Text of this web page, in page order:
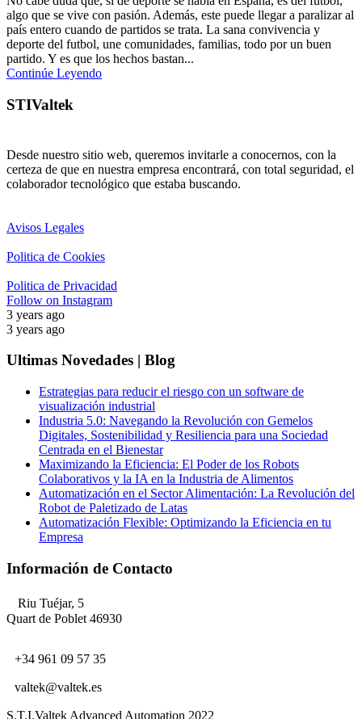
algo que se vive con pasión. Además, este puede llegar a paralizar al
país entero cuando de partidos se trata. La sana convivencia y
deporte del futbol, une comunidades, familias, todo por un buen
partido. Y es que los hechos bastan...
Continúe Leyendo
STIValtek
Desde nuestro sitio web, queremos invitarle a conocernos, con la
certeza de que en nuestra empresa encontrará, con total seguridad, el
colaborador tecnológico que estaba buscando.
Avisos Legales
Politica de Cookies
Politica de Privacidad
Follow on Instagram
3 years ago
3 years ago
Ultimas Novedades | Blog
Estrategias para reducir el riesgo con un software de
visualización industrial
Industria 5.0: Navegando la Revolución con Gemelos
Digitales, Sostenibilidad y Resiliencia para una Sociedad
Centrada en el Bienestar
Maximizando la Eficiencia: El Poder de los Robots
Colaborativos y la IA en la Industria de Alimentos
Automatización en el Sector Alimentación: La Revolución del
Robot de Paletizado de Latas
Automatización Flexible: Optimizando la Eficiencia en tu
Empresa
Información de Contacto
Riu Tuéjar, 5
Quart de Poblet 46930
+34 961 09 57 35
valtek@valtek.es
S.T.I.Valtek Advanced Automation 2022